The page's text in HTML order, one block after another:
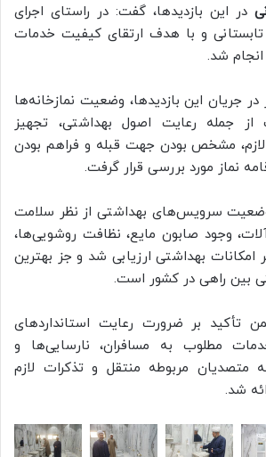
در این بازدیدها، گفت: در راستای اجرای
و با هدف ارتقای کیفیت خدمات
انجام شد.
در جریان این بازدیدها، وضعیت نمازخانه‌ها
از جمله رعایت اصول بهداشتی، تجهیز
لازم، مشخص بودن جهت قبله و فراهم بودن
نماز مورد بررسی قرار گرفت.
سرویس‌های بهداشتی از نظر سلامت
وجود صابون مایع، نظافت روشویی‌ها،
امکانات بهداشتی ارزیابی شد و جز بهترین
بین راهی در کشور است.
تأکید بر ضرورت رعایت استانداردهای
مطلوب به مسافران، نارسایی‌ها و
متصدیان مربوطه منتقل و تذکرات لازم
شد.